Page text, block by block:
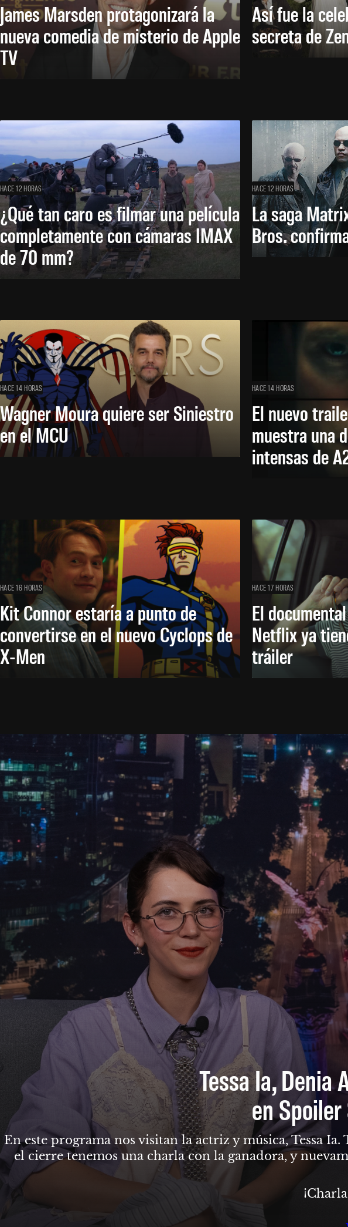
James Marsden protagonizará la
nueva comedia de misterio de Apple
TV
Así fue la
secreta de
HACE 12 HORAS
¿Qué tan caro es filmar una película
completamente con cámaras IMAX
de 70 mm?
HACE 12 HORAS
La saga
Bros.
HACE 14 HORAS
Wagner Moura quiere ser Siniestro
en el MCU
HACE 14 HORAS
El nuevo
muestra una
intensas de
HACE 16 HORAS
Kit Connor estaría a punto de
convertirse en el nuevo Cyclops de
X-Men
HACE 17 HORAS
El
Netflix ya
tráiler
Tessa Ia, Denia
en Spoiler
En este programa nos visitan la actriz y música, Tessa
el cierre tenemos una charla con la ganadora, y